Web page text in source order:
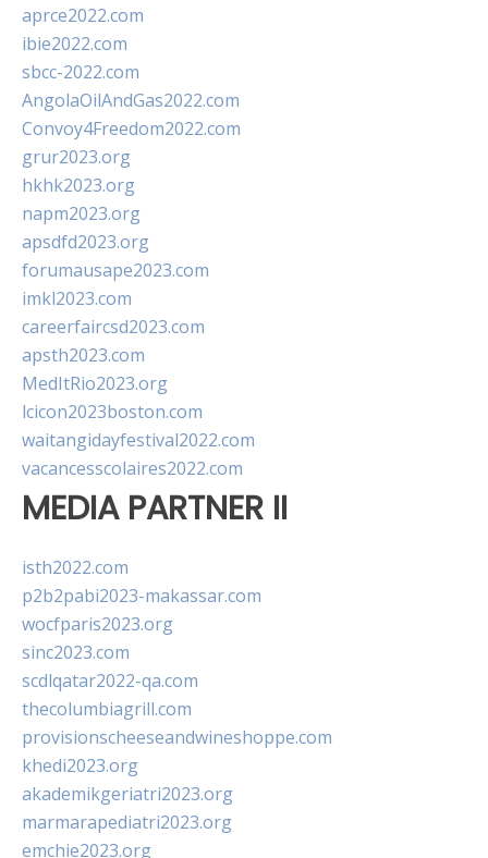
aprce2022.com
ibie2022.com
sbcc-2022.com
AngolaOilAndGas2022.com
Convoy4Freedom2022.com
grur2023.org
hkhk2023.org
napm2023.org
apsdfd2023.org
forumausape2023.com
imkl2023.com
careerfaircsd2023.com
apsth2023.com
MedItRio2023.org
lcicon2023boston.com
waitangidayfestival2022.com
vacancesscolaires2022.com
MEDIA PARTNER II
isth2022.com
p2b2pabi2023-makassar.com
wocfparis2023.org
sinc2023.com
scdlqatar2022-qa.com
thecolumbiagrill.com
provisionscheeseandwineshoppe.com
khedi2023.org
akademikgeriatri2023.org
marmarapediatri2023.org
emchie2023.org